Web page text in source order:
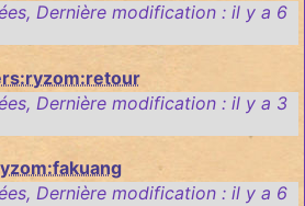
, Dernière modification : il y a 6
, Dernière modification : il y a 3
, Dernière modification : il y a 6